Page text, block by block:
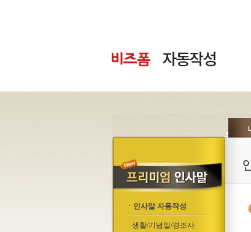
ㆍ인사말 자동작성
생활/기념일/경조사